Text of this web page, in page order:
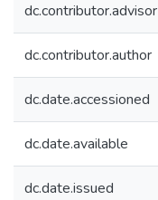
dc.contributor.advisor
dc.contributor.author
dc.date.accessioned
dc.date.available
dc.date.issued